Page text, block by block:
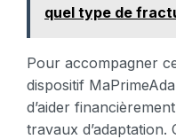
quel type de
Pour accompagner
dispositif
d’aider
travaux d’adaptation.